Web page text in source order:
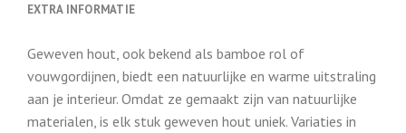
EXTRA INFORMATIE
Geweven hout, ook bekend als bamboe rol of
vouwgordijnen, biedt een natuurlijke en warme uitstraling
aan je interieur. Omdat ze gemaakt zijn van natuurlijke
materialen, is elk stuk geweven hout uniek. Variaties in